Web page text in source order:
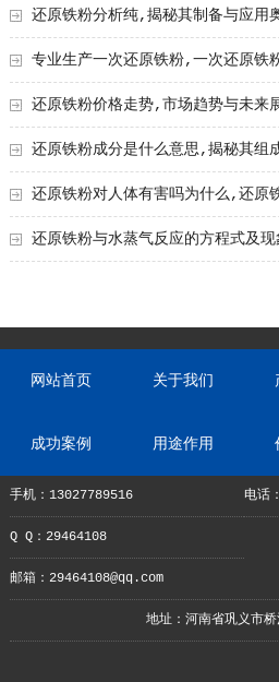
还原铁粉分析纯,揭秘其制备与应用
专业生产一次还原铁粉,一次还原铁
工艺创新
还原铁粉价格走势,市场趋势与未来
还原铁粉成分是什么意思,揭秘其组
还原铁粉对人体有害吗为什么,还原
影响及原因解析
还原铁粉与水蒸气反应的方程式及
网站首页 关于我们
成功案例 用途作用
手机：13027789516 电话
Q Q：29464108
邮箱：29464108@qq.com
地址：河南省巩义市